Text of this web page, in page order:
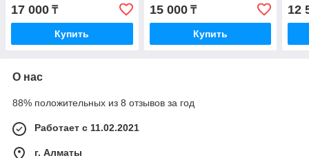
17 000 ₸
Купить
подсветка, без рамки,
черная
15 000₸
Купить
12
О нас
88% положительных из 8 отзывов за год
Работает с 11.02.2021
г. Алматы